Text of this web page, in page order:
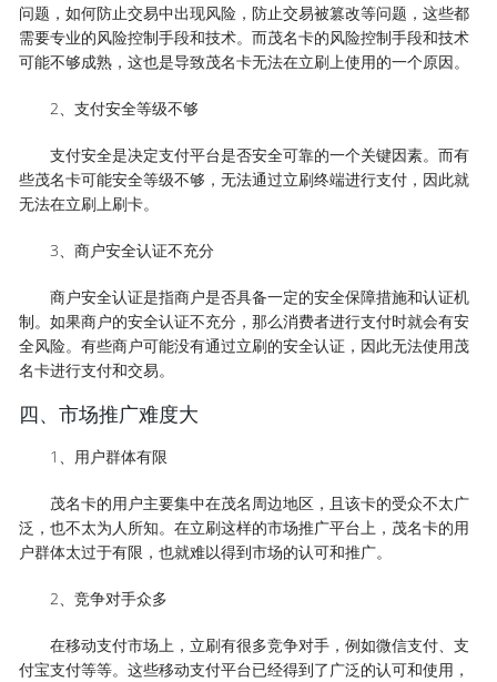
问题，如何防止交易中出现风险，防止交易被篡改等问题，这些都
需要专业的风险控制手段和技术。而茂名卡的风险控制手段和技术
可能不够成熟，这也是导致茂名卡无法在立刷上使用的一个原因。
2、支付安全等级不够
支付安全是决定支付平台是否安全可靠的一个关键因素。而有
些茂名卡可能安全等级不够，无法通过立刷终端进行支付，因此就
无法在立刷上刷卡。
3、商户安全认证不充分
商户安全认证是指商户是否具备一定的安全保障措施和认证机
制。如果商户的安全认证不充分，那么消费者进行支付时就会有安
全风险。有些商户可能没有通过立刷的安全认证，因此无法使用茂
名卡进行支付和交易。
四、市场推广难度大
1、用户群体有限
茂名卡的用户主要集中在茂名周边地区，且该卡的受众不太广
泛，也不太为人所知。在立刷这样的市场推广平台上，茂名卡的用
户群体太过于有限，也就难以得到市场的认可和推广。
2、竞争对手众多
在移动支付市场上，立刷有很多竞争对手，例如微信支付、支
付宝支付等等。这些移动支付平台已经得到了广泛的认可和使用，